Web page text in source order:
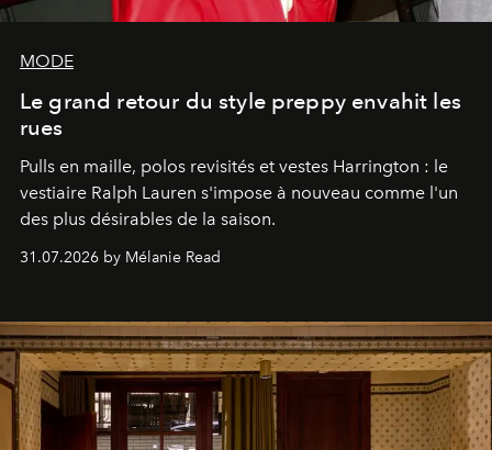
MODE
Le grand retour du style preppy envahit les
rues
Pulls en maille, polos revisités et vestes Harrington : le
vestiaire Ralph Lauren s'impose à nouveau comme l'un
des plus désirables de la saison.
31.07.2026 by Mélanie Read